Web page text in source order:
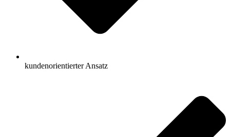
kundenorientierter Ansatz